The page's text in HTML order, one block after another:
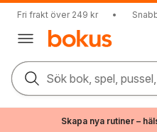
Fri frakt över 249 kr •
Sök bok, spel,
Skapa nya rutiner –